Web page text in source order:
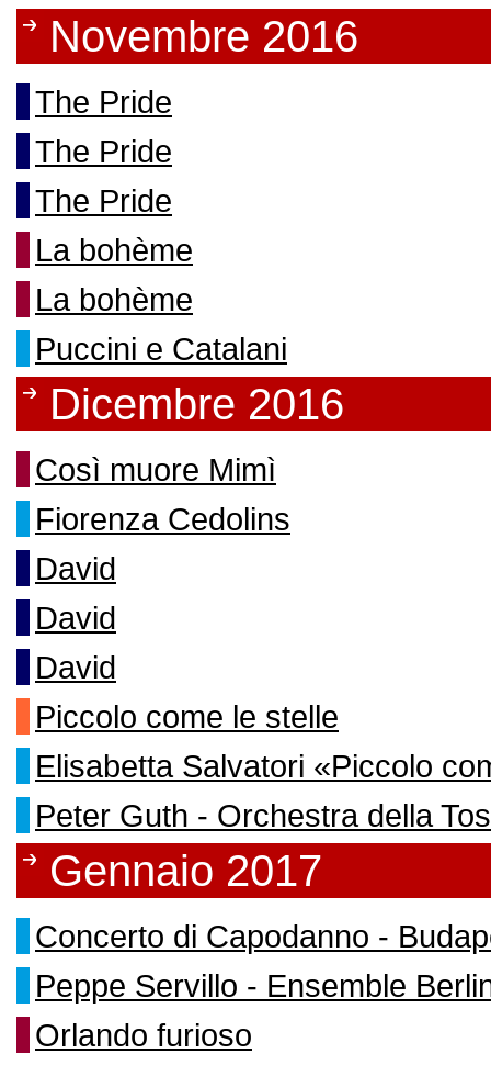
Novembre 2016
The Pride
The Pride
The Pride
La bohème
La bohème
Puccini e Catalani
Dicembre 2016
Così muore Mimì
Fiorenza Cedolins
David
David
David
Piccolo come le stelle
Elisabetta Salvatori «Piccolo
Peter Guth - Orchestra della
Gennaio 2017
Concerto di Capodanno -
Peppe Servillo - Ensemble
Orlando furioso